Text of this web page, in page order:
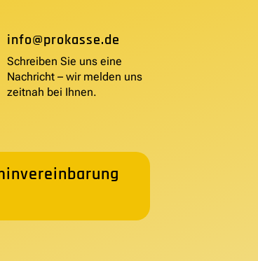
info@prokasse.de
Schreiben Sie uns eine
Nachricht – wir melden uns
zeitnah bei Ihnen.